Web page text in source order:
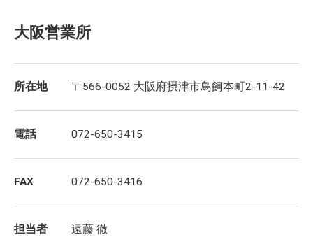
大阪営業所
所在地 〒566-0052 大阪府摂津市鳥飼本町2-11-42
電話 072-650-3415
FAX 072-650-3416
担当者 遠藤 徹